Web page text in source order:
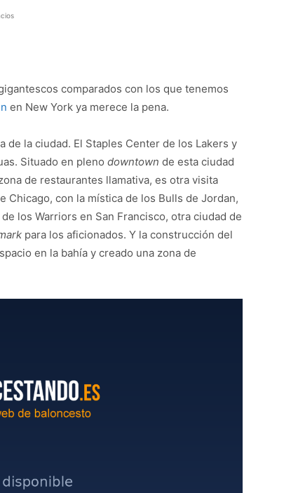
comparados con los que tenemos
en New York ya merece la pena.
de la ciudad. El Staples Center de los Lakers y
Situado en pleno downtown de esta ciudad
de restaurantes llamativa, es otra visita
Chicago, con la mística de los Bulls de Jordan,
los Warriors en San Francisco, otra ciudad de
para los aficionados. Y la construcción del
en la bahía y creado una zona de